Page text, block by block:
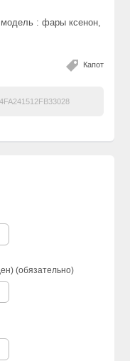
модель : фары ксенон,
Капот
(обязательно)